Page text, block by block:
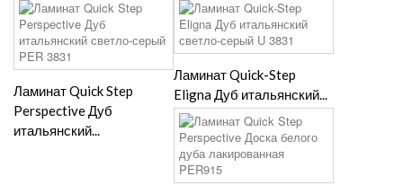
Ламинат Quick Step
Perspective Дуб
итальянский...
Ламинат Quick-Step
Eligna Дуб итальянский...